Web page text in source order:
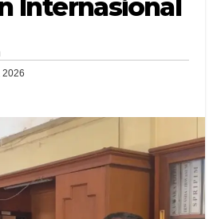
Internasional
2026